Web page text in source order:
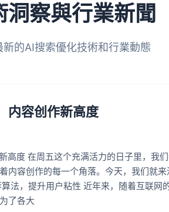
洞察與行業新聞
新的AI搜索優化技術和行業動態
内容创作新高度
高度 在周五这个充满活力的日子里，我
内容创作的每一个角落。今天，我们就
法，提升用户粘性 近年来，随着互联网
了各大